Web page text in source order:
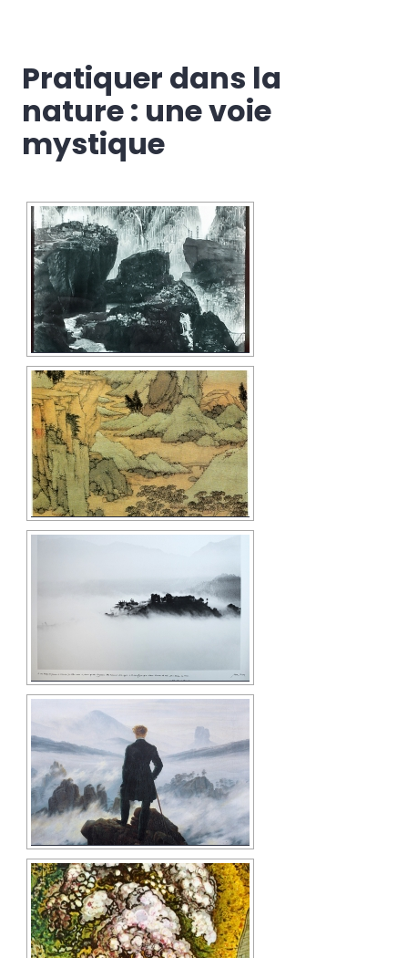
Pratiquer dans la
nature : une voie
mystique